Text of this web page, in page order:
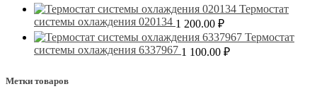
Термостат
системы охлаждения 020134 1 200.00 ₽
Термостат
системы охлаждения 6337967 1 100.00 ₽
Метки товаров